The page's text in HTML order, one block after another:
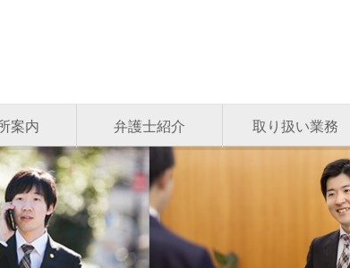
案内 弁護士紹介 取り扱い業務